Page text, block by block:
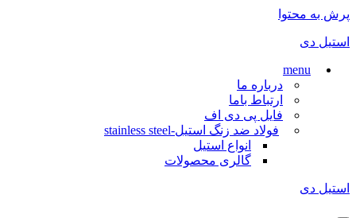
پرش به محتوا
استیل دی
menu
درباره ما
ارتباط باما
فایل پی دی اف
فولاد ضد زنگ استیل-stainless steel
انواع استیل
گالری محصولات
استیل دی